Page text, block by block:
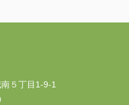
５丁目1-9-1